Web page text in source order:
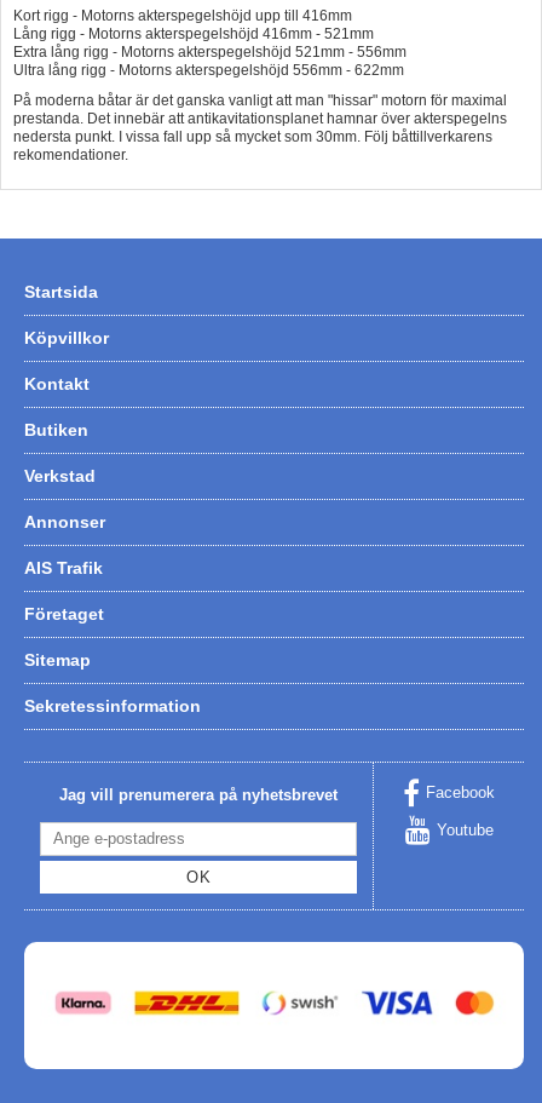
Kort rigg - Motorns akterspegelshöjd upp till 416mm
Lång rigg - Motorns akterspegelshöjd 416mm - 521mm
Extra lång rigg - Motorns akterspegelshöjd 521mm - 556mm
Ultra lång rigg - Motorns akterspegelshöjd 556mm - 622mm
På moderna båtar är det ganska vanligt att man "hissar" motorn för maximal
prestanda. Det innebär att antikavitationsplanet hamnar över akterspegelns
nedersta punkt. I vissa fall upp så mycket som 30mm. Följ båttillverkarens
rekomendationer.
Startsida
Köpvillkor
Kontakt
Butiken
Verkstad
Annonser
AIS Trafik
Företaget
Sitemap
Sekretessinformation
Jag vill prenumerera på nyhetsbrevet
OK
Facebook
Youtube